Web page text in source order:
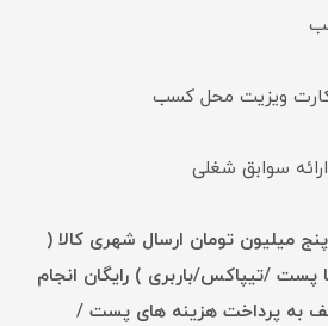
ویزیت محل کسب
سوابق شغلی
میلیون تومان ارسال شهری کالا (
پست /تیپاکس/باربری ) رایگان انجام
به پرداخت هزینه های پست /